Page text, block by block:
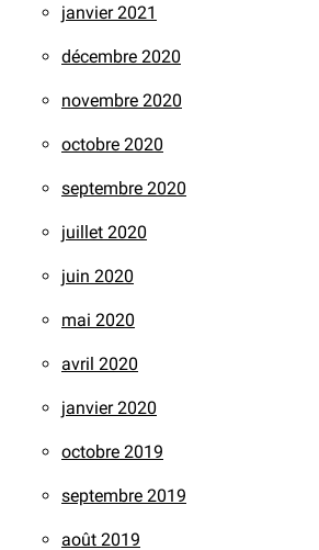
janvier 2021
décembre 2020
novembre 2020
octobre 2020
septembre 2020
juillet 2020
juin 2020
mai 2020
avril 2020
janvier 2020
octobre 2019
septembre 2019
août 2019